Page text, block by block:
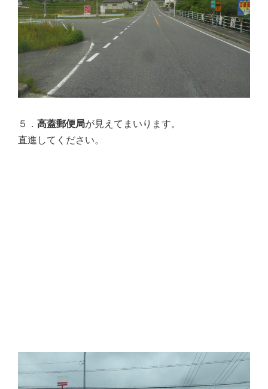
５． 高蓋郵便局が見えてまいります。
直進してください。